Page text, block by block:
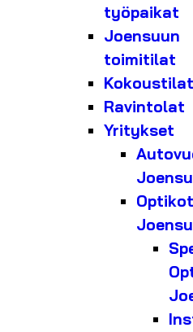
työpaikat
Joensuun
toimitilat
Kokoustilat
Ravintolat
Yritykset
Optikot